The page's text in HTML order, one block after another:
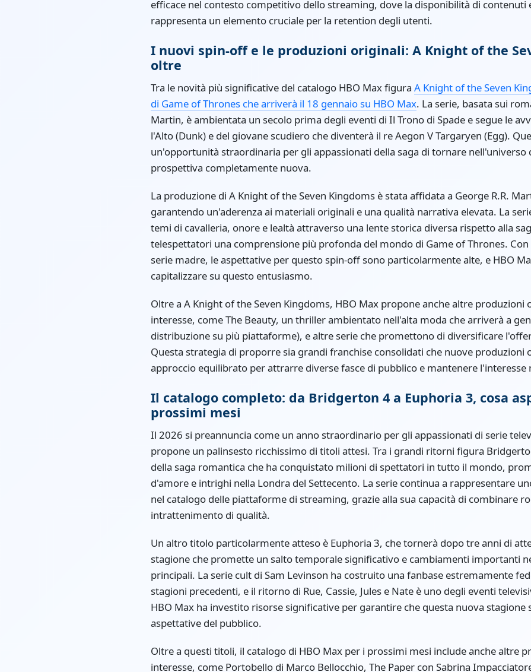
efficace nel contesto competitivo dello streaming, dove la disponibilità di contenuti
rappresenta un elemento cruciale per la retention degli utenti.
I nuovi spin-off e le produzioni originali: A Knight of the
oltre
Tra le novità più significative del catalogo HBO Max figura A Knight of the Seven
di Game of Thrones che arriverà il 18 gennaio su HBO Max. La serie, basata sui
Martin, è ambientata un secolo prima degli eventi di Il Trono di Spade e segue le
l'Alto (Dunk) e del giovane scudiero che diventerà il re Aegon V Targaryen (Egg).
un'opportunità straordinaria per gli appassionati della saga di tornare nell'universo
prospettiva completamente nuova.
La produzione di A Knight of the Seven Kingdoms è stata affidata a George R.R.
garantendo un'aderenza ai materiali originali e una qualità narrativa elevata. La
temi di cavalleria, onore e lealtà attraverso una lente storica diversa rispetto alla
telespettatori una comprensione più profonda del mondo di Game of Thrones. Con
serie madre, le aspettative per questo spin-off sono particolarmente alte, e HBO
capitalizzare su questo entusiasmo.
Oltre a A Knight of the Seven Kingdoms, HBO Max propone anche altre produzioni
interesse, come The Beauty, un thriller ambientato nell'alta moda che arriverà a
distribuzione su più piattaforme), e altre serie che promettono di diversificare
Questa strategia di proporre sia grandi franchise consolidati che nuove produzioni
approccio equilibrato per attrarre diverse fasce di pubblico e mantenere l'interesse
Il catalogo completo: da Bridgerton 4 a Euphoria 3, cosa
prossimi mesi
Il 2026 si preannuncia come un anno straordinario per gli appassionati di serie
propone un palinsesto ricchissimo di titoli attesi. Tra i grandi ritorni figura
della saga romantica che ha conquistato milioni di spettatori in tutto il mondo,
d'amore e intrighi nella Londra del Settecento. La serie continua a rappresentare
nel catalogo delle piattaforme di streaming, grazie alla sua capacità di combinare
intrattenimento di qualità.
Un altro titolo particolarmente atteso è Euphoria 3, che tornerà dopo tre anni di
stagione che promette un salto temporale significativo e cambiamenti importanti
principali. La serie cult di Sam Levinson ha costruito una fanbase estremamente
stagioni precedenti, e il ritorno di Rue, Cassie, Jules e Nate è uno degli eventi
HBO Max ha investito risorse significative per garantire che questa nuova stagione
aspettative del pubblico.
Oltre a questi titoli, il catalogo di HBO Max per i prossimi mesi include anche altre
interesse, come Portobello di Marco Bellocchio, The Paper con Sabrina